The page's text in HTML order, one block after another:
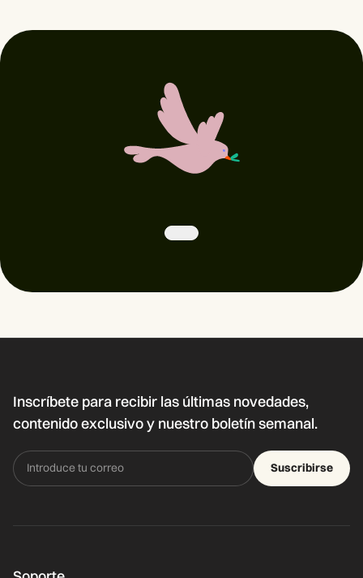
Inscríbete para recibir las últimas novedades,
contenido exclusivo y nuestro boletín semanal.
Suscribirse